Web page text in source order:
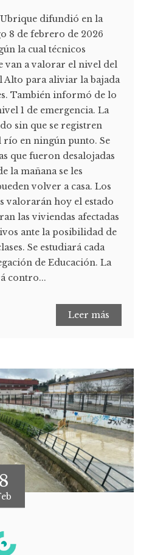
difundió en la
8 de febrero de 2026
la cual técnicos
van a valorar el nivel del
Alto para aliviar la bajada
También informó de lo
1 de emergencia. La
sin que se registren
en ningún punto. Se
que fueron desalojadas
la mañana se les
volver a casa. Los
valorarán hoy el estado
las viviendas afectadas
ante la posibilidad de
Se estudiará cada
de Educación. La
contro...
Leer más
8